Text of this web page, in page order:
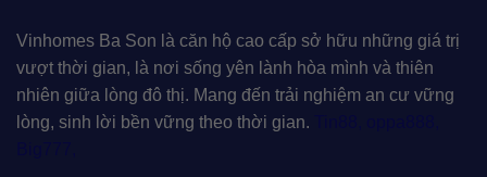
Vinhomes Ba Son là căn hộ cao cấp sở hữu những giá trị
vượt thời gian, là nơi sống yên lành hòa mình và thiên
nhiên giữa lòng đô thị. Mang đến trải nghiệm an cư vững
lòng, sinh lời bền vững theo thời gian.